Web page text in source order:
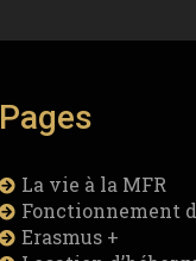
Pages
La vie à la MFR
Fonctionnement
Erasmus +